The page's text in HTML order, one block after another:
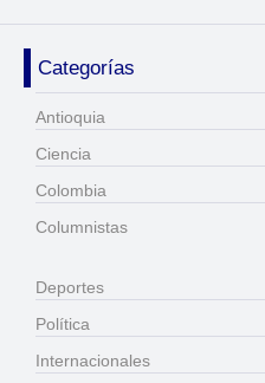
Categorías
Antioquia
Ciencia
Colombia
Columnistas
Deportes
Política
Internacionales